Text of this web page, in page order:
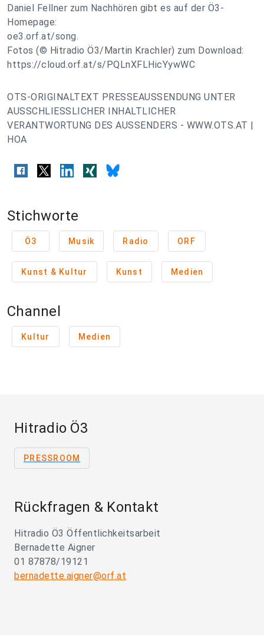
Daniel Fellner zum Nachhören gibt es auf der Ö3-
Homepage:
oe3.orf.at/song.
Fotos (© Hitradio Ö3/Martin Krachler) zum Download:
https://cloud.orf.at/s/PQLnXFLHicYywWC
OTS-ORIGINALTEXT PRESSEAUSSENDUNG UNTER
AUSSCHLIESSLICHER INHALTLICHER
VERANTWORTUNG DES AUSSENDERS - WWW.OTS.AT |
HOA
Stichworte
Ö3 Musik Radio ORF
Kunst & Kultur Kunst Medien
Channel
Kultur Medien
Hitradio Ö3
PRESSROOM
Rückfragen & Kontakt
Hitradio Ö3 Öffentlichkeitsarbeit
Bernadette Aigner
01 87878/19121
bernadette.aigner@orf.at